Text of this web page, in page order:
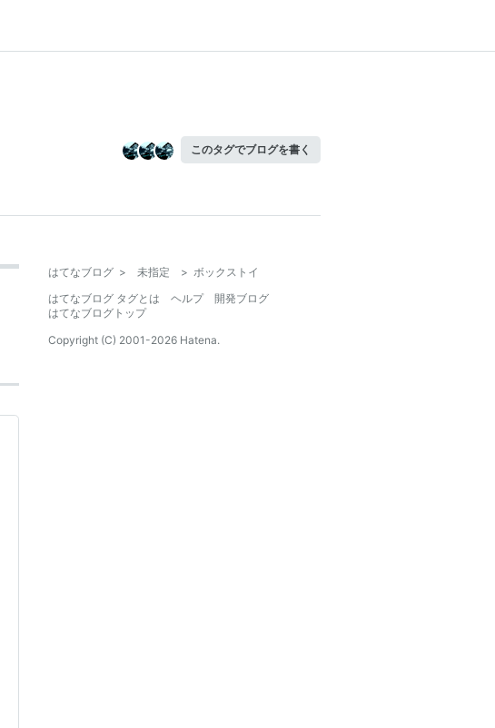
このタグでブログを書く
はてなブログ > 未指定 > ボックストイ
はてなブログ タグとは
ヘルプ
開発ブログ
はてなブログトップ
Copyright (C) 2001-2026 Hatena.